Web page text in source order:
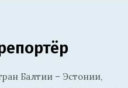
Балтии – Эстонии,